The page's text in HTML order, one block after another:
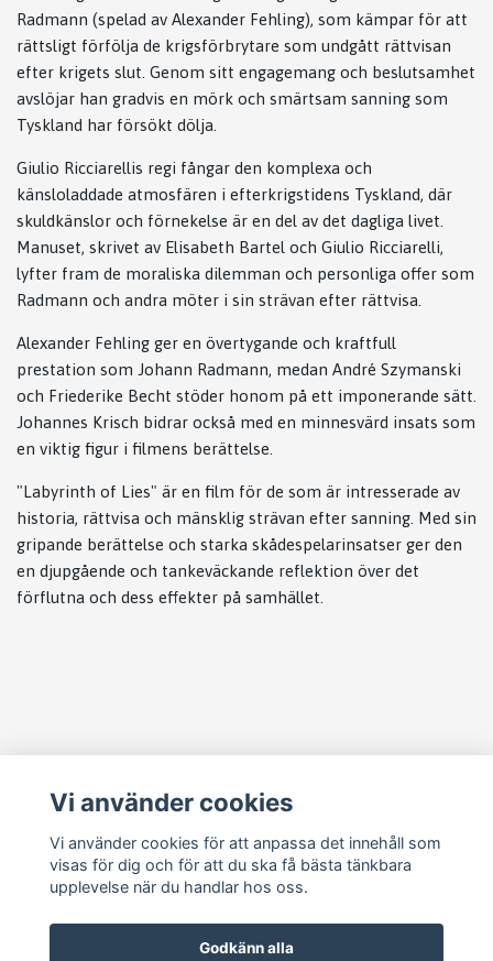
Radmann (spelad av Alexander Fehling), som kämpar för att
rättsligt förfölja de krigsförbrytare som undgått rättvisan
efter krigets slut. Genom sitt engagemang och beslutsamhet
avslöjar han gradvis en mörk och smärtsam sanning som
Tyskland har försökt dölja.
Giulio Ricciarellis regi fångar den komplexa och
känsloladdade atmosfären i efterkrigstidens Tyskland, där
skuldkänslor och förnekelse är en del av det dagliga livet.
Manuset, skrivet av Elisabeth Bartel och Giulio Ricciarelli,
lyfter fram de moraliska dilemman och personliga offer som
Radmann och andra möter i sin strävan efter rättvisa.
Alexander Fehling ger en övertygande och kraftfull
prestation som Johann Radmann, medan André Szymanski
och Friederike Becht stöder honom på ett imponerande sätt.
Johannes Krisch bidrar också med en minnesvärd insats som
en viktig figur i filmens berättelse.
"Labyrinth of Lies" är en film för de som är intresserade av
historia, rättvisa och mänsklig strävan efter sanning. Med sin
gripande berättelse och starka skådespelarinsatser ger den
en djupgående och tankeväckande reflektion över det
förflutna och dess effekter på samhället.
Läs mer
Köpvillkor
Kontakt
Cookie Concent
Vi använder cookies
Vi använder cookies för att anpassa det innehåll som
visas för dig och för att du ska få bästa tänkbara
upplevelse när du handlar hos oss.
Godkänn alla